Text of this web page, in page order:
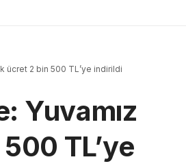
ücret 2 bin 500 TL’ye indirildi
Yuvamız
TL’ye